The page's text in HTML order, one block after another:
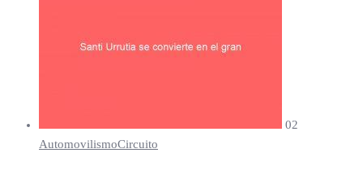
02
AutomovilismoCircuito